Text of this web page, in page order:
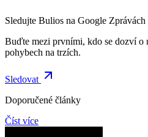
Sledujte Bulios na Google Zprávách
Buďte mezi prvními, kdo se dozví o
pohybech na trzích.
Sledovat
Doporučené články
Číst více